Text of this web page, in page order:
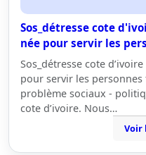
Sos_détresse cote
née pour servir les
Sos_détresse cote
pour servir les
problème sociaux -
cote d’ivoire. Nous…
Voir